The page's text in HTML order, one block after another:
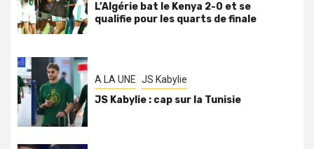
L’Algérie bat le Kenya 2-0 et se
qualifie pour les quarts de finale
A LA UNE JS Kabylie
JS Kabylie : cap sur la Tunisie